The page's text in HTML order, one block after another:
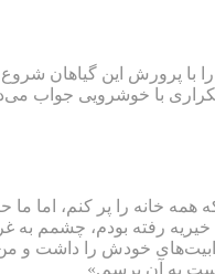
که کارش را با پرورش این
با خوشرویی جواب
البته نه این‌طور که همه خانه
بکارم و این کار را هم خیلی دوست داشتم. در ۱۸
خریدم. به هر حال گیاه گوشتخوار
به آن برسم.»